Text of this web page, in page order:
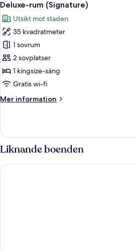
1
säng
alla
foton
för
Deluxe-
rum
(Signature)
10
Deluxe-rum (Signature)
Utsikt mot staden
35 kvadratmeter
1 sovrum
2 sovplatser
1 kingsize-säng
Gratis wi-fi
Mer information
Mer
rum
(Signature)
Liknande boenden
The Westin Grand Frankfurt